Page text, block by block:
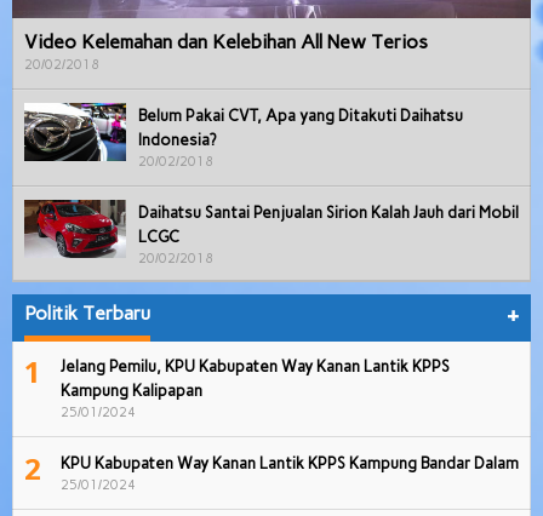
Video Kelemahan dan Kelebihan All New Terios
20/02/2018
Belum Pakai CVT, Apa yang Ditakuti Daihatsu
Indonesia?
20/02/2018
Daihatsu Santai Penjualan Sirion Kalah Jauh dari Mobil
LCGC
20/02/2018
Politik Terbaru +
1
Jelang Pemilu, KPU Kabupaten Way Kanan Lantik KPPS
Kampung Kalipapan
25/01/2024
2 KPU Kabupaten Way Kanan Lantik KPPS Kampung Bandar Dalam
25/01/2024